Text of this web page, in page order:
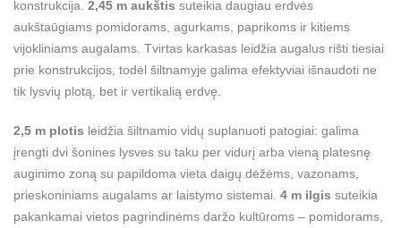
konstrukcija. 2,45 m aukštis suteikia daugiau erdvės
aukštaūgiams pomidorams, agurkams, paprikoms ir kitiems
vijokliniams augalams. Tvirtas karkasas leidžia augalus rišti tiesiai
prie konstrukcijos, todėl šiltnamyje galima efektyviai išnaudoti ne
tik lysvių plotą, bet ir vertikalią erdvę.
2,5 m plotis leidžia šiltnamio vidų suplanuoti patogiai: galima
įrengti dvi šonines lysves su taku per vidurį arba vieną platesnę
auginimo zoną su papildoma vieta daigų dėžėms, vazonams,
prieskoniniams augalams ar laistymo sistemai. 4 m ilgis suteikia
pakankamai vietos pagrindinėms daržo kultūroms – pomidorams,